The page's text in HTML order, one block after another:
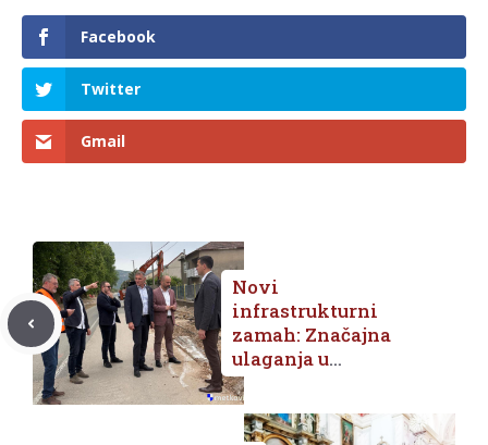
Facebook
Twitter
Gmail
Novi
infrastrukturni
zamah: Značajna
ulaganja u
prometnu
sigurnost
Metkovića